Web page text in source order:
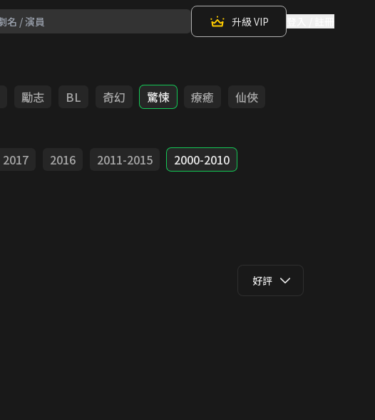
升級 VIP
勵志 BL 奇幻 驚悚 療癒
仙俠
2017 2016 2011-2015
2000-2010
好評